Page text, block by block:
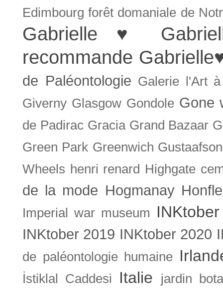
Edimbourg forêt domaniale de
Gabrielle ♥
recommande
de Paléontologie Galerie l'Art
Giverny Glasgow Gondole Gone
de Padirac Gracia Grand Bazaar
Green Park Greenwich Gustaafson
Wheels henri renard Highgate
de la mode Hogmanay
Imperial war museum INKtober
INKtober 2019 INKtober 2020
de paléontologie humaine
İstiklal Caddesi Italie
jardin